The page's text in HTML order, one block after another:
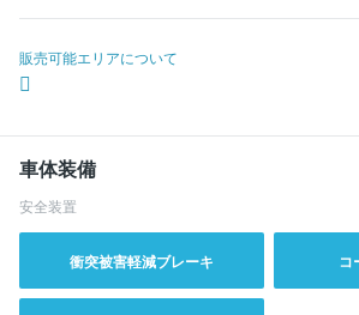
販売可能エリアについて
車体装備
安全装置
衝突被害軽減ブレーキ コ